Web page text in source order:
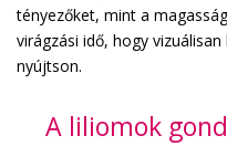
tényezőket, mint a
virágzási idő, hogy
nyújtson.
A liliomok